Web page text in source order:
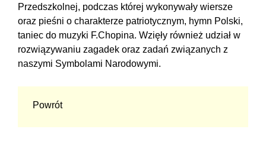
Przedszkolnej, podczas której wykonywały wiersze
oraz pieśni o charakterze patriotycznym, hymn Polski,
taniec do muzyki F.Chopina. Wzięły również udział w
rozwiązywaniu zagadek oraz zadań związanych z
naszymi Symbolami Narodowymi.
Powrót